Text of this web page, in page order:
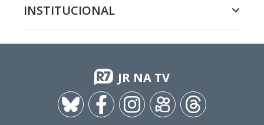
INSTITUCIONAL
JR NA TV